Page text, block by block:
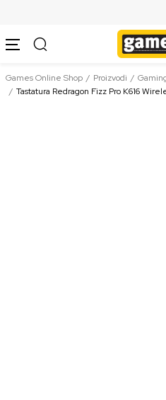
Games Online Shop Proizvodi
Tastatura Redragon Fizz Pro K616